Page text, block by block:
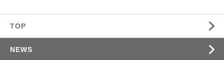
TOP
NEWS